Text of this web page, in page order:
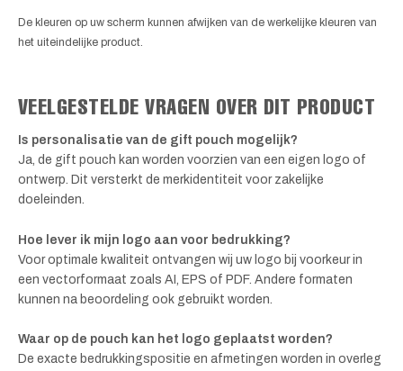
De kleuren op uw scherm kunnen afwijken van de werkelijke kleuren van
het uiteindelijke product.
VEELGESTELDE VRAGEN OVER DIT PRODUCT
Is personalisatie van de gift pouch mogelijk?
Ja, de gift pouch kan worden voorzien van een eigen logo of
ontwerp. Dit versterkt de merkidentiteit voor zakelijke
doeleinden.
Hoe lever ik mijn logo aan voor bedrukking?
Voor optimale kwaliteit ontvangen wij uw logo bij voorkeur in
een vectorformaat zoals AI, EPS of PDF. Andere formaten
kunnen na beoordeling ook gebruikt worden.
Waar op de pouch kan het logo geplaatst worden?
De exacte bedrukkingspositie en afmetingen worden in overleg